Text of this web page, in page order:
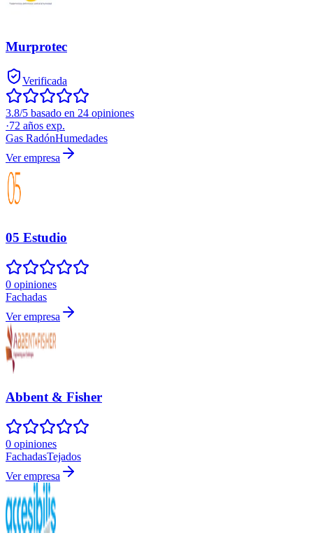
Murprotec
Verificada
3.8/5 basado en 24 opiniones
·72 años exp.
Gas RadónHumedades
Ver empresa
05 Estudio
0 opiniones
Fachadas
Ver empresa
Abbent & Fisher
0 opiniones
FachadasTejados
Ver empresa